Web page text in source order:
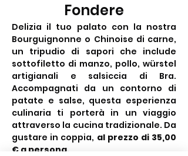
Fondere
Delizia il tuo palato con la nostra
Bourguignonne o Chinoise di carne,
un tripudio di sapori che include
sottofiletto di manzo, pollo, würstel
artigianali e salsiccia di Bra.
Accompagnati da un contorno di
patate e salse, questa esperienza
culinaria ti porterà in un viaggio
attraverso la cucina tradizionale. Da
gustare in coppia, al prezzo di 35,00
€ a persona.